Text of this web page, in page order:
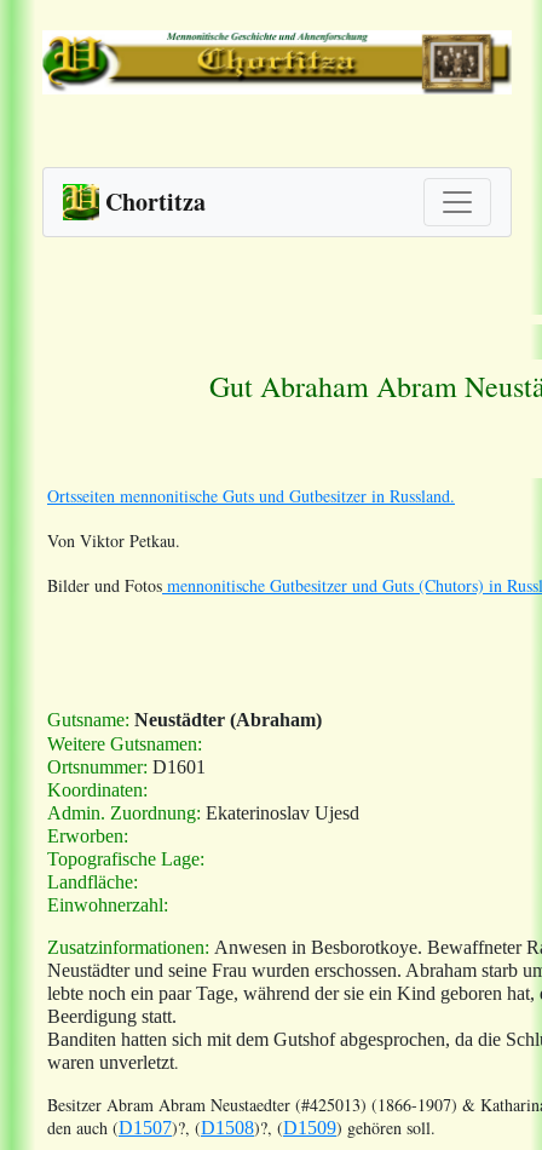
Chortitza
Gut Abraham Abram
Ortsseiten mennonitische Guts und Gutbesitzer in Russland.
Von Viktor Petkau.
Bilder und Fotos mennonitische Gutbesitzer und Guts (Chutors) in
Gutsname: Neustädter (Abraham)
Weitere Gutsnamen:
Ortsnummer: D1601
Koordinaten:
Admin. Zuordnung: Ekaterinoslav Ujesd
Erworben:
Topografische Lage:
Landfläche:
Einwohnerzahl:
Zusatzinformationen: Anwesen in Besborotkoye. Bewaffneter
Neustädter und seine Frau wurden erschossen. Abraham starb
lebte noch ein paar Tage, während der sie ein Kind geboren
Beerdigung statt.
Banditen hatten sich mit dem Gutshof abgesprochen, da die
waren unverletzt.
Besitzer Abram Abram Neustaedter (#425013) (1866-1907) &
den auch (D1507)?, (D1508)?, (D1509) gehören soll.